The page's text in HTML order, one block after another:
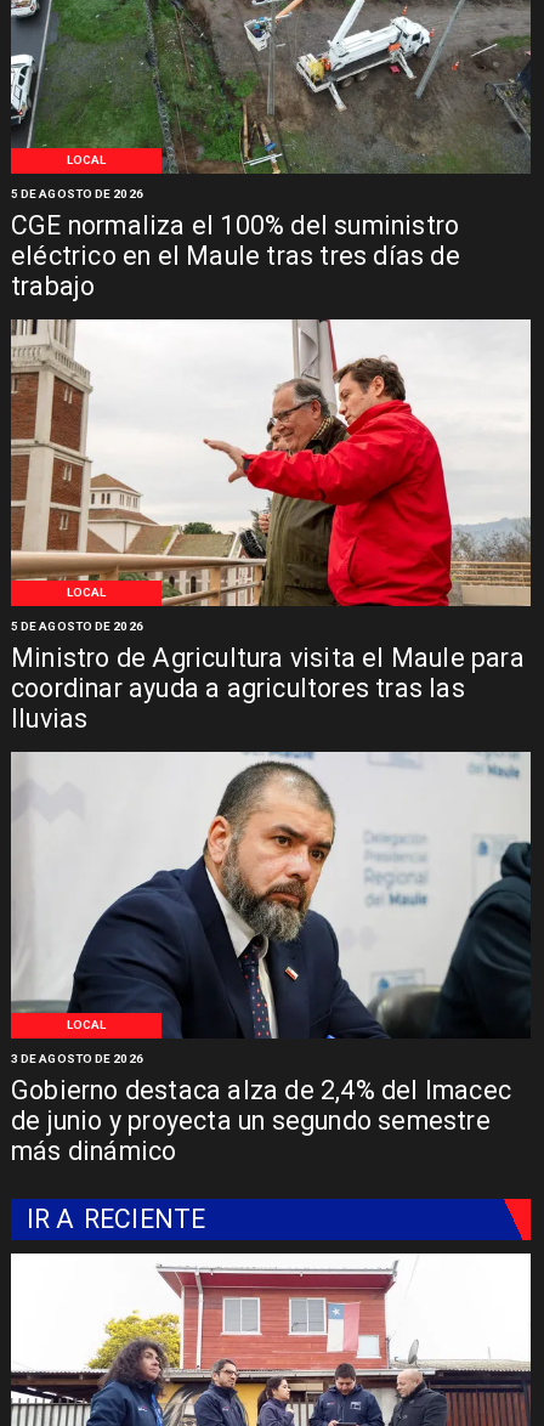
LOCAL
CGE normaliza el 100% del suministro
eléctrico en el Maule tras tres días de
trabajo
5 DE AGOSTO DE 2026
LOCAL
Ministro de Agricultura visita el Maule para
coordinar ayuda a agricultores tras las
lluvias
5 DE AGOSTO DE 2026
LOCAL
Gobierno destaca alza de 2,4% del Imacec
de junio y proyecta un segundo semestre
más dinámico
3 DE AGOSTO DE 2026
IR A RECIENTE